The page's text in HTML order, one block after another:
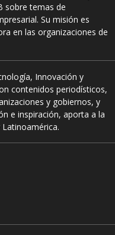
sobre temas de
Su misión es
en las organizaciones de
Innovación y
contenidos periodísticos,
y gobiernos, y
e inspiración, aporta a la